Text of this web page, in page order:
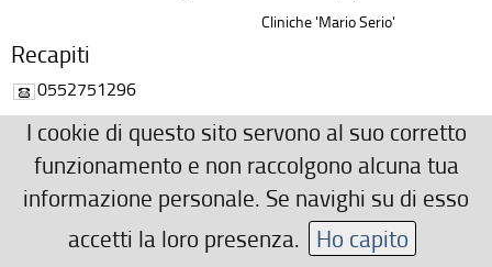
Cliniche 'Mario Serio'
Recapiti
0552751296
serena.pillozzi(AT)unifi.it
Ulteriori Recapiti
0554598254
serena.pillozzi(AT)unifi.it
I cookie di questo sito servono al suo corretto
funzionamento e non raccolgono alcuna tua
informazione personale. Se navighi su di esso
accetti la loro presenza. Ho capito